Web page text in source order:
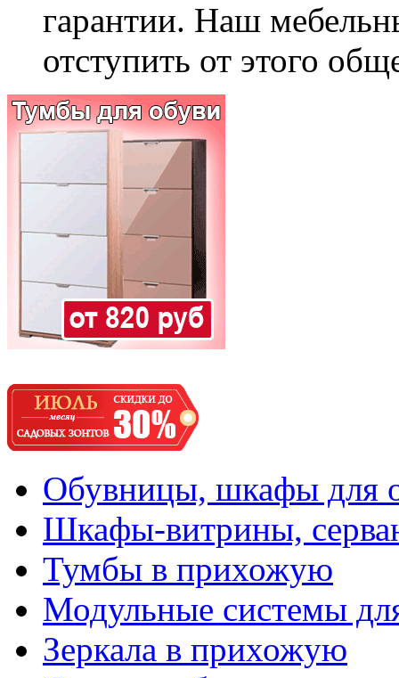
гарантии. Наш
отступить от этого
Обувницы, шкафы для
Шкафы-витрины,
Тумбы в прихожую
Модульные системы
Зеркала в прихожую